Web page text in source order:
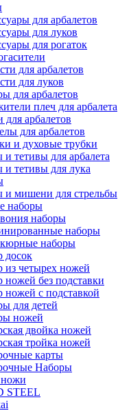
для арбалетов
для луков
для рогаток
для арбалетов
для луков
для арбалетов
плеч для арбалета
для арбалетов
для арбалетов
и духовые трубки
и тетивы для арбалета
и тетивы для лука
мишени для стрельбы
наборы
наборы
наборы
наборы
досок
из четырех ножей
ножей без подставки
ножей с подставкой
для детей
ножей
двойка ножей
тройка ножей
карты
Наборы
STEEL